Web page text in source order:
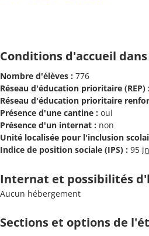
Conditions d'accueil
Nombre d'élèves : 776
Réseau d'éducation prioritaire (REP) :
Réseau d'éducation prioritaire
Présence d'une cantine : oui
Présence d'un internat : non
Unité localisée pour l'inclusion
Indice de position sociale (IPS) : 95
Internat et possibilités
Aucun hébergement
Sections et options de